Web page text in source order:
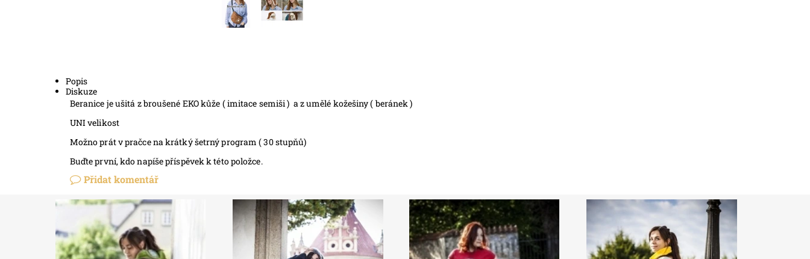
Popis
Diskuze
Beranice je ušitá z broušené EKO kůže ( imitace semiši ) a z umělé kožešiny ( beránek )
UNI velikost
Možno prát v pračce na krátký šetrný program ( 30 stupňů)
Buďte první, kdo napíše příspěvek k této položce.
Přidat komentář